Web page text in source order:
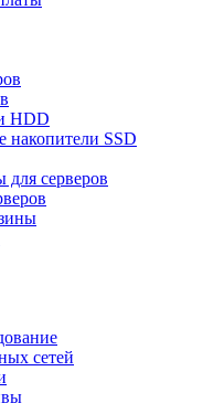
HDD
накопители SSD
серверов
сетей